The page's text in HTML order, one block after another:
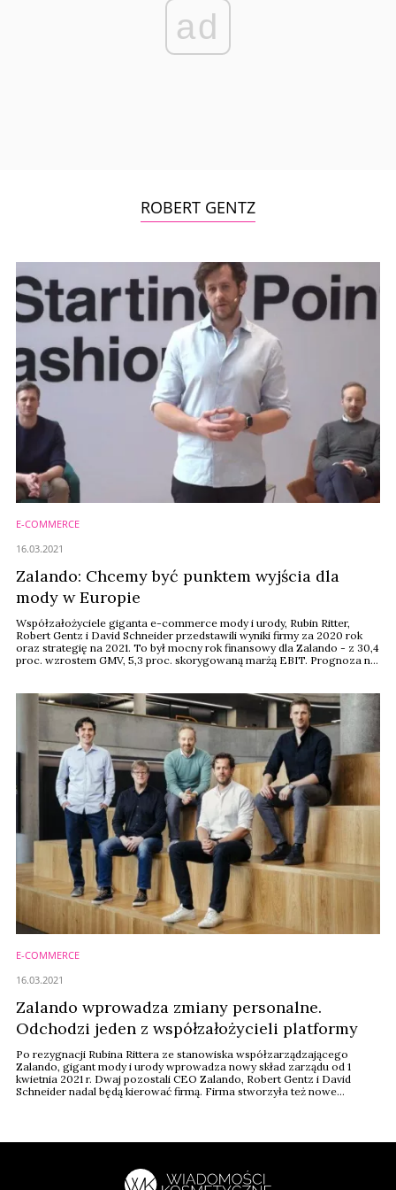
ad
ROBERT GENTZ
E-COMMERCE
Zalando: Chcemy być punktem wyjścia dla
mody w Europie
Współzałożyciele giganta e-commerce mody i urody, Rubin Ritter,
Robert Gentz i David Schneider przedstawili wyniki firmy za 2020 rok
oraz strategię na 2021. To był mocny rok finansowy dla Zalando - z 30,4
proc. wzrostem GMV, 5,3 proc. skorygowaną marżą EBIT. Prognoza na
16.03.2021
E-COMMERCE
Zalando wprowadza zmiany personalne.
Odchodzi jeden z współzałożycieli platformy
Po rezygnacji Rubina Rittera ze stanowiska współzarządzającego
Zalando, gigant mody i urody wprowadza nowy skład zarządu od 1
kwietnia 2021 r. Dwaj pozostali CEO Zalando, Robert Gentz ​​i David
Schneider nadal będą kierować firmą. Firma stworzyła też nowe
16.03.2021